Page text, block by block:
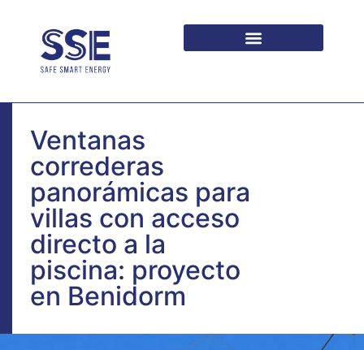
Ventanas
correderas
panorámicas para
villas con acceso
directo a la
piscina: proyecto
en Benidorm